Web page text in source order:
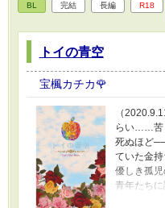
偶然そこ
関係のク
げ込んだ
れ、無理
の、不幸
お互いに望
思ってい
までは。
た。 ＊攻
んので、
BL 完結 長編 R18
トイの青空
宝楓カチカ🌹
（
らい……苦
死ぬほど
ていた金
優しき孤
青年たち
ばれ、地